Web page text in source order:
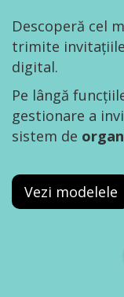
Descoperă cel
trimite
digital.
Pe lângă
gestionare a
sistem de
Vezi modelele